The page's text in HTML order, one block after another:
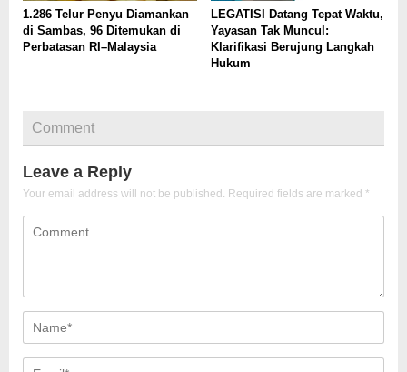
1.286 Telur Penyu Diamankan
di Sambas, 96 Ditemukan di
Perbatasan RI–Malaysia
LEGATISI Datang Tepat Waktu,
Yayasan Tak Muncul:
Klarifikasi Berujung Langkah
Hukum
Comment
Leave a Reply
Your email address will not be published. Required fields are marked *